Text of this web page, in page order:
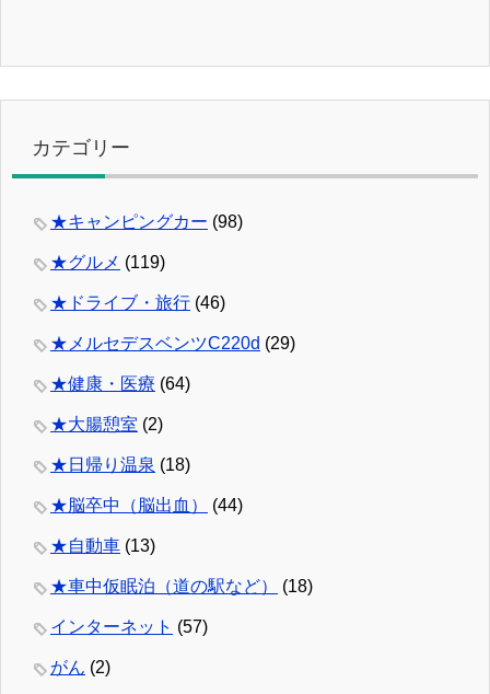
カテゴリー
★キャンピングカー (98)
★グルメ (119)
★ドライブ・旅行 (46)
★メルセデスベンツC220d (29)
★健康・医療 (64)
★大腸憩室 (2)
★日帰り温泉 (18)
★脳卒中（脳出血） (44)
★自動車 (13)
★車中仮眠泊（道の駅など） (18)
インターネット (57)
がん (2)